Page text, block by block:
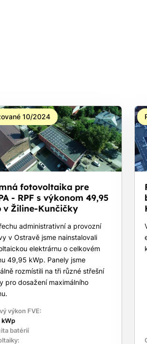
10/2024
fotovoltaika pre
- RPF s výkonom 49,95
v Žiline-Kunčičky
administrativní a provozní
v Ostravě jsme nainstalovali
elektrárnu o celkovém
49,95 kWp. Panely jsme
rozmístili na tři různé střešní
pro dosažení maximálního
výkon FVE:
batérií